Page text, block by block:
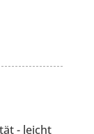
- leicht